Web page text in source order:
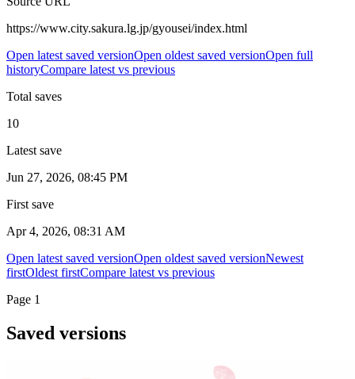
https://www.city.sakura.lg.jp/gyousei/index.html
Open latest saved versionOpen oldest saved versionOpen full
historyCompare latest vs previous
Total saves
10
Latest save
Jun 27, 2026, 08:45 PM
First save
Apr 4, 2026, 08:31 AM
Open latest saved versionOpen oldest saved versionNewest
firstOldest firstCompare latest vs previous
Page 1
Saved versions